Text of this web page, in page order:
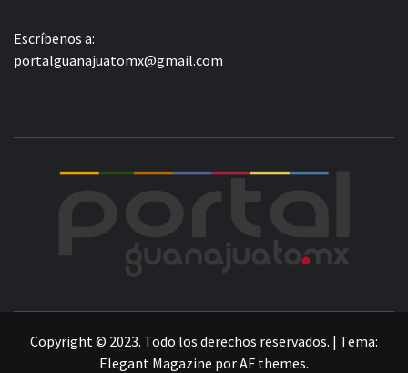
Escríbenos a:
portalguanajuatomx@gmail.com
Copyright © 2023. Todo los derechos reservados. | Tema:
Elegant Magazine porAF themes.